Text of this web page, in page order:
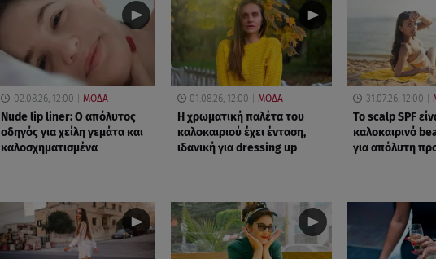
02.08.26, 12:00 ΜΟΔΑ
Nude lip liner: Ο απόλυτος
οδηγός για χείλη γεμάτα και
καλοσχηματισμένα
01.08.26, 12:00 ΜΟΔΑ
Η χρωματική παλέτα του
καλοκαιριού έχει ένταση,
ιδανική για dressing up
31.07.26, 12:00
Το scalp SPF
καλοκαιρινό
για απόλυτη